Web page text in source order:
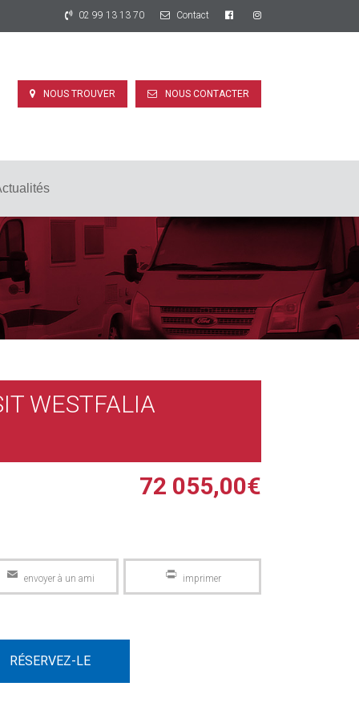
02 99 13 13 70 Contact
NOUS TROUVER NOUS CONTACTER
WESTFALIA
72 055,00€
Email PrintFriendly
RÉSERVEZ-LE